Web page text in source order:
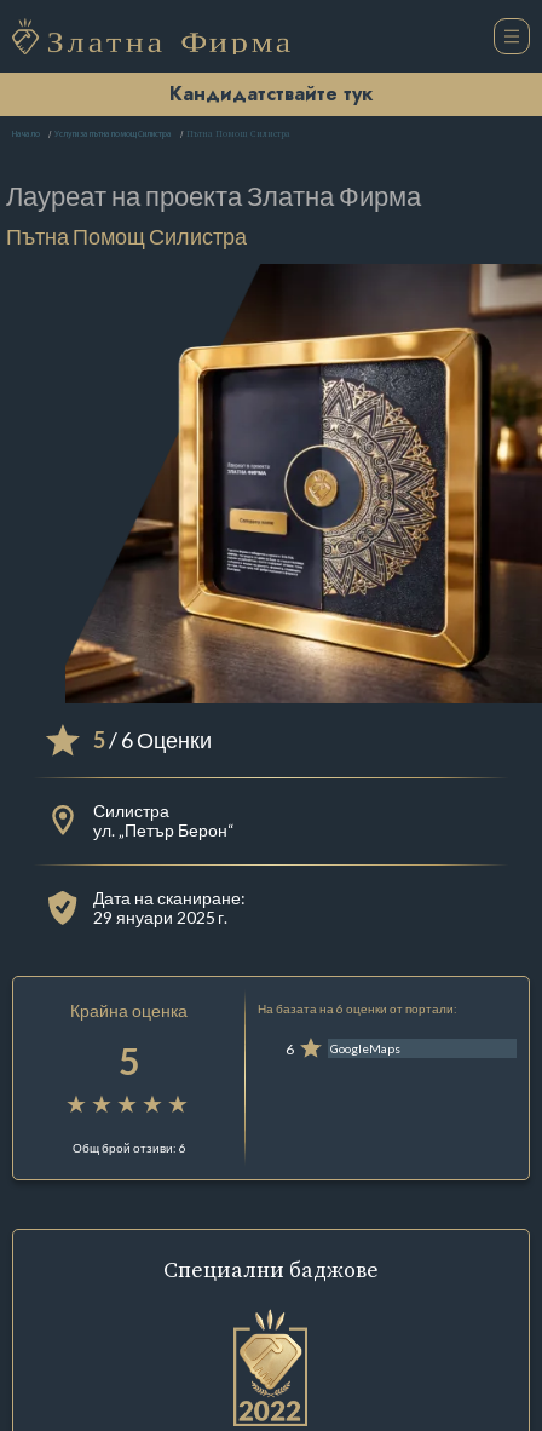
Кандидатствайте тук
Начало Услуги за пътна помощ Силистра Пътна Помощ Силистра
Лауреат на проектаЗлатна Фирма
Пътна Помощ Силистра
5/ 6 Оценки
Силистра
ул. „Петър Берон“
Дата на сканиране:
29 януари 2025 г.
Крайна оценка
5
Общ брой отзиви: 6
На базата на 6 оценки от портали:
6 GoogleMaps
Специални баджове